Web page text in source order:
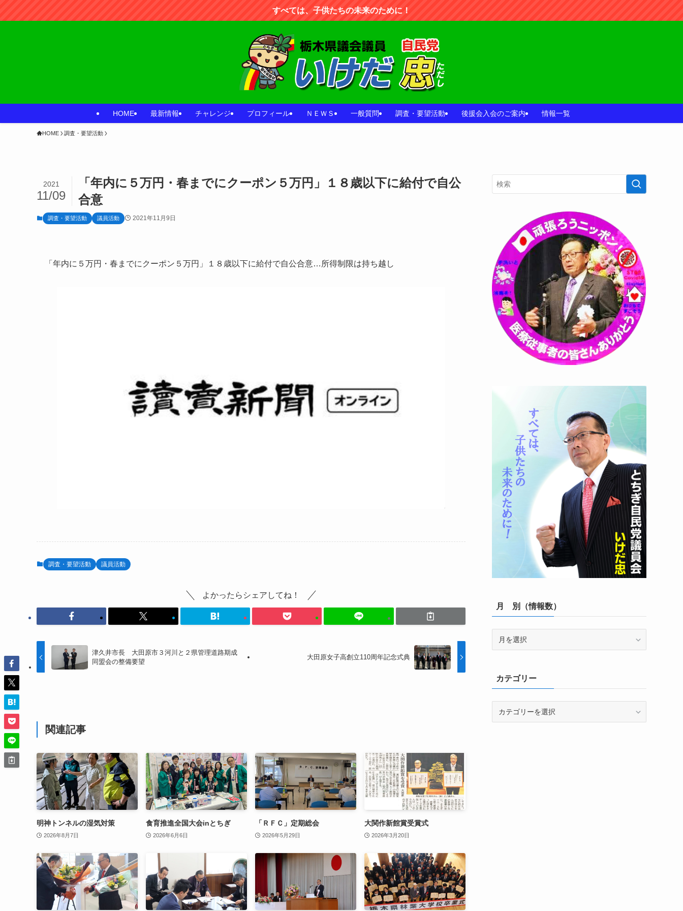
すべては、子供たちの未来のために！
HOME 最新情報 チャレンジ プロフィール ＮＥＷＳ 一般質問 調査・要望活動 後援会入会のご案内 情報一覧
HOME 調査・要望活動
「年内に５万円・春までにクーポン５万円」１８歳以下に給付で自公
合意
2021
11/09
調査・要望活動 議員活動 2021年11月9日
「年内に５万円・春までにクーポン５万円」１８歳以下に給付で自公合意…所得制限は持ち越し
調査・要望活動 議員活動
よかったらシェアしてね！
津久井市長 大田原市３河川と２県管理道路期成
同盟会の整備要望
大田原女子高創立110周年記念式典
関連記事
明神トンネルの湿気対策
2026年8月7日
食育推進全国大会inとちぎ
2026年6月6日
「ＲＦＣ」定期総会
2026年5月29日
大関作新館賞受賞式
2026年3月20日
月 別（情報数）
数）
カテゴリー